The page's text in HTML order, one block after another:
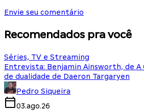
Envie seu comentário
Recomendados pra você
Séries, TV e Streaming
Entrevista: Benjamin Ainsworth, de A
de dualidade de Daeron Targaryen
Pedro Siqueira
03.ago.26